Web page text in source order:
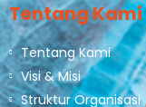
Tentang Kami
Tentang Kami
Visi & Misi
Struktur Organisasi